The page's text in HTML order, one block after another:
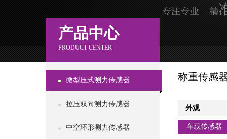
产品中心
PRODUCT CENTER
微型压式测力传感器
拉压双向测力传感器
中空环形测力传感器
称重传感
外观
车载传感器